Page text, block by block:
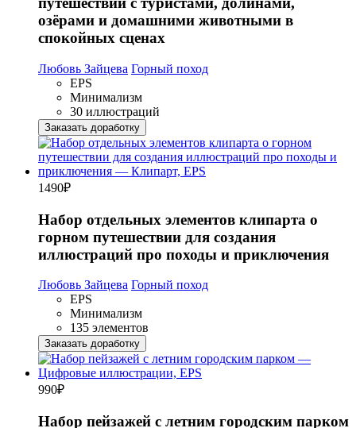
озёрами и домашними животными в
спокойных сценах
Любовь Зайцева Горный поход
EPS
Минимализм
30 иллюстраций
Заказать доработку
1490₽
Набор отдельных элементов клипарта о
горном путешествии для создания
иллюстраций про походы и приключения
Любовь Зайцева Горный поход
EPS
Минимализм
135 элементов
Заказать доработку
990₽
Набор пейзажей с летним городским парком